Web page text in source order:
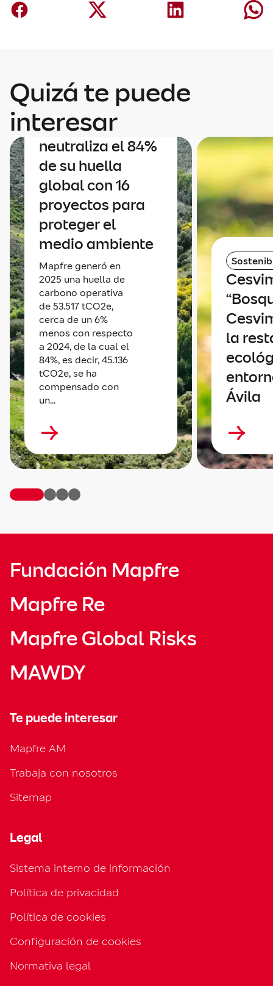
Quizá te puede
interesar
Mapfre
neutraliza el 84%
de su huella
global con 16
proyectos para
proteger el
medio ambiente
Mapfre generó en
2025 una huella de
carbono operativa
de 53.517 tCO2e,
cerca de un 6%
menos con respecto
a 2024, de la cual el
84%, es decir, 45.136
tCO2e, se ha
compensado con
un...
la
Ávila
Fundación Mapfre
Mapfre Re
Mapfre Global Risks
MAWDY
Te puede interesar
Mapfre AM
Trabaja con nosotros
Sitemap
Legal
Sistema interno de información
Política de privacidad
Política de cookies
Configuración de cookies
Normativa legal